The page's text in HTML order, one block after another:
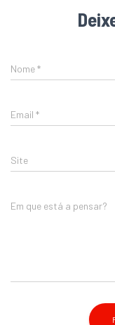
Nome*
Email *
Site
Em que está a pensar?